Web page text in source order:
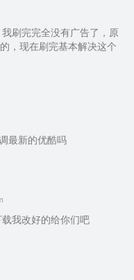
刷完完全没有广告了，原
，现在刷完基本解决这个
最新的优酷吗
我改好的给你们吧